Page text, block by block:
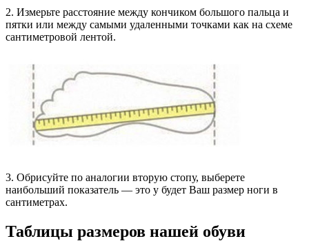
2. Измерьте расстояние между кончиком большого пальца и
пятки или между самыми удаленными точками как на схеме
сантиметровой лентой.
3. Обрисуйте по аналогии вторую стопу, выберете
наибольший показатель — это у будет Ваш размер ноги в
сантиметрах.
Таблицы размеров нашей обуви